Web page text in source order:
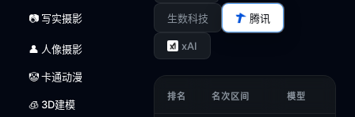
📷 写实摄影
👤 人像摄影
🤡 卡通动漫
🧊 3D建模
生数科技 腾讯
xAI
排名 名次区间 模型